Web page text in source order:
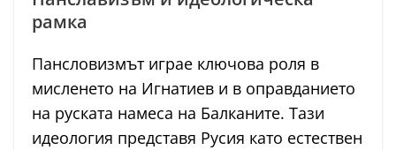
рамка
Пансловизмът играе ключова роля в
мисленето на Игнатиев и в оправданието
на руската намеса на Балканите. Тази
идеология представя Русия като естествен